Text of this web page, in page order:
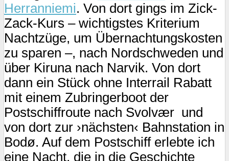
Herranniemi. Von dort gings im Zick-
Zack-Kurs – wichtigstes Kriterium
Nachtzüge, um Übernachtungskosten
zu sparen –, nach Nordschweden und
über Kiruna nach Narvik. Von dort
dann ein Stück ohne Interrail Rabatt
mit einem Zubringerboot der
Postschiffroute nach Svolvær und
von dort zur ›nächsten‹ Bahnstation in
Bodø. Auf dem Postschiff erlebte ich
eine Nacht, die in die Geschichte